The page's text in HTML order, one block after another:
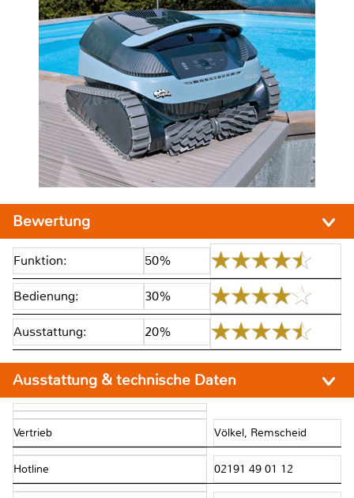
Bewertung
Funktion: 50%
Bedienung: 30%
Ausstattung: 20%
Ausstattung & technische Daten
Vertrieb Völkel, Remscheid
Hotline 02191 49 01 12